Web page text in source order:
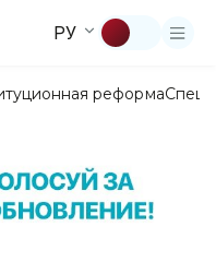
РУ
реформа